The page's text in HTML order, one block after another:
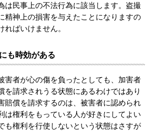
は民事上の不法行為に該当します。盗撮
精神上の損害を与えたことになりますの
ればいけません。
も時効がある
害者が心の傷を負ったとしても、加害者
を請求されうる状態にあるわけではあり
賠償を請求するのは、被害者に認められ
は権利をもっている人が好きにしてよい
も権利を行使しないという状態はさすが